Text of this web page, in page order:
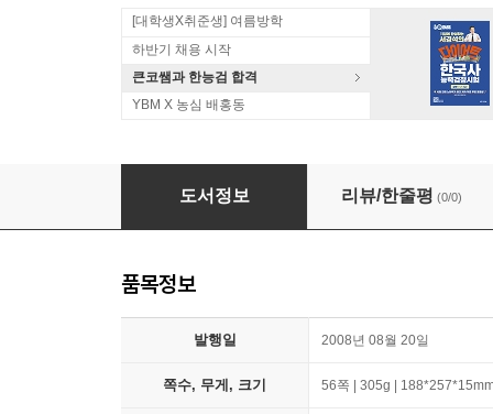
[대학생X취준생] 여름방학
하반기 채용 시작
큰코쌤과 한능검 합격
YBM X 농심 배홍동
Reading Pie 3
도서정보 리뷰/한줄평 (0/0)
품목정보
발행일 2008년 08월 20일
쪽수, 무게, 크기 56쪽 | 305g |